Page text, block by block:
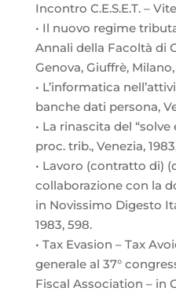
Incontro C.E.S.E.T. –
• Il nuovo regime
Annali della Facoltà di
Genova, Giuffrè,
• L’informatica
banche dati persona,
• La rinascita del
proc. trib., Venezia,
• Lavoro (contratto di)
collaborazione con la
in Novissimo Digesto
1983, 598.
• Tax Evasion – Tax
generale al 37°
Fiscal Association – in